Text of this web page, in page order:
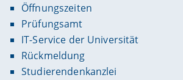
Öffnungszeiten
Prüfungsamt
IT-Service der Universität
Rückmeldung
Studierendenkanzlei